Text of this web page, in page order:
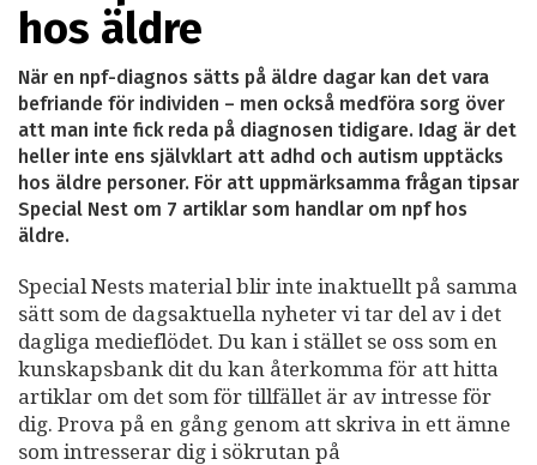
hos äldre
När en npf-diagnos sätts på äldre dagar kan det vara
befriande för individen – men också medföra sorg över
att man inte fick reda på diagnosen tidigare. Idag är det
heller inte ens självklart att adhd och autism upptäcks
hos äldre personer. För att uppmärksamma frågan tipsar
Special Nest om 7 artiklar som handlar om npf hos
äldre.
Special Nests material blir inte inaktuellt på samma
sätt som de dagsaktuella nyheter vi tar del av i det
dagliga medieflödet. Du kan i stället se oss som en
kunskapsbank dit du kan återkomma för att hitta
artiklar om det som för tillfället är av intresse för
dig. Prova på en gång genom att skriva in ett ämne
som intresserar dig i sökrutan på